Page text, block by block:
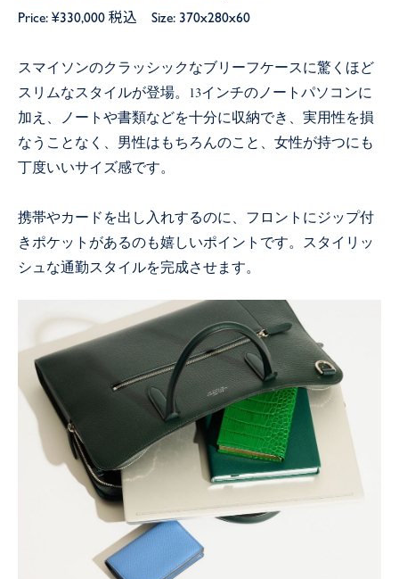
Price: ¥330,000 税込 Size: 370x280x60
スマイソンのクラッシックなブリーフケースに驚くほど
スリムなスタイルが登場。13インチのノートパソコンに
加え、ノートや書類などを十分に収納でき、実用性を損
なうことなく、男性はもちろんのこと、女性が持つにも
丁度いいサイズ感です。
携帯やカードを出し入れするのに、フロントにジップ付
きポケットがあるのも嬉しいポイントです。スタイリッ
シュな通勤スタイルを完成させます。